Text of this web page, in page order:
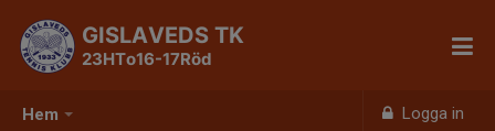
Hem Logga in
GISLAVEDS TK
23HTo16-17Röd